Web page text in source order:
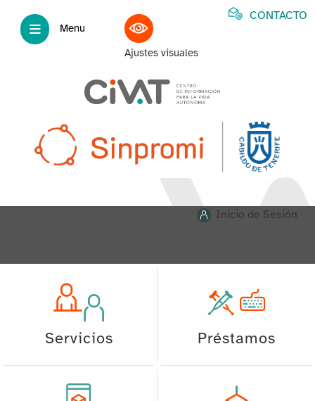
Menu
Ajustes visuales
CONTACTO
Inicio de Sesión
Servicios Préstamos